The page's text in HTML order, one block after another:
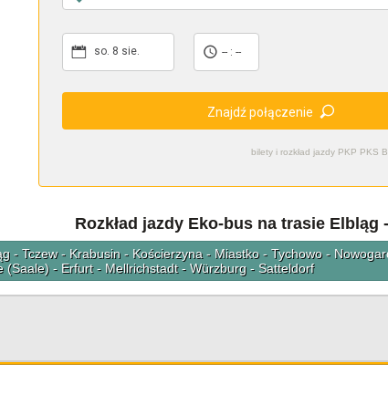
bilety i rozkład jazdy PKP PKS
so. 8 sie. -- : --
Znajdź połączenie
Rozkład jazdy Eko-bus na trasie Elbląg
- Tczew - Krabusin - Kościerzyna - Miastko - Tychowo -
(Saale) - Erfurt - Mellrichstadt - Würzburg - Satteldorf